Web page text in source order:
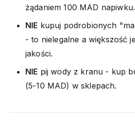
żądaniem 100 MAD napiwku.
NIE kupuj podrobionych
- to nielegalne a większość
jakości.
NIE pij wody z kranu - kup
(5-10 MAD) w sklepach.